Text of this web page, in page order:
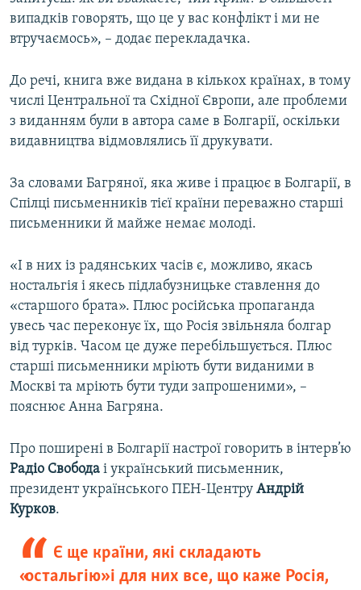
випадків говорять, що це у вас конфлікт і ми не
втручаємось», – додає перекладачка.
До речі, книга вже видана в кількох країнах, в тому
числі Центральної та Східної Європи, але проблеми
з виданням були в автора саме в Болгарії, оскільки
видавництва відмовлялись її друкувати.
За словами Багряної, яка живе і працює в Болгарії, в
Спілці письменників тієї країни переважно старші
письменники й майже немає молоді.
«І в них із радянських часів є, можливо, якась
ностальгія і якесь підлабузницьке ставлення до
«старшого брата». Плюс російська пропаганда
увесь час переконує їх, що Росія звільняла болгар
від турків. Часом це дуже перебільшується. Плюс
старші письменники мріють бути виданими в
Москві та мріють бути туди запрошеними», –
пояснює Анна Багряна.
Про поширені в Болгарії настрої говорить в інтерв’ю
Радіо Свобода і український письменник,
президент українського ПЕН-Центру Андрій
Курков.
Є ще країни, які складають
«остальгію» і для них все, що каже Росія,